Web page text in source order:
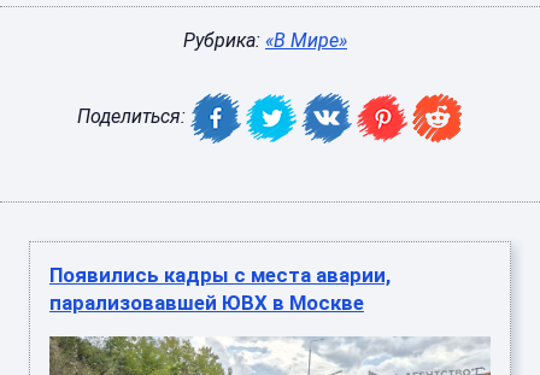
Рубрика: «В Мире»
Поделиться:
Появились кадры с места аварии,
парализовавшей ЮВХ в Москве